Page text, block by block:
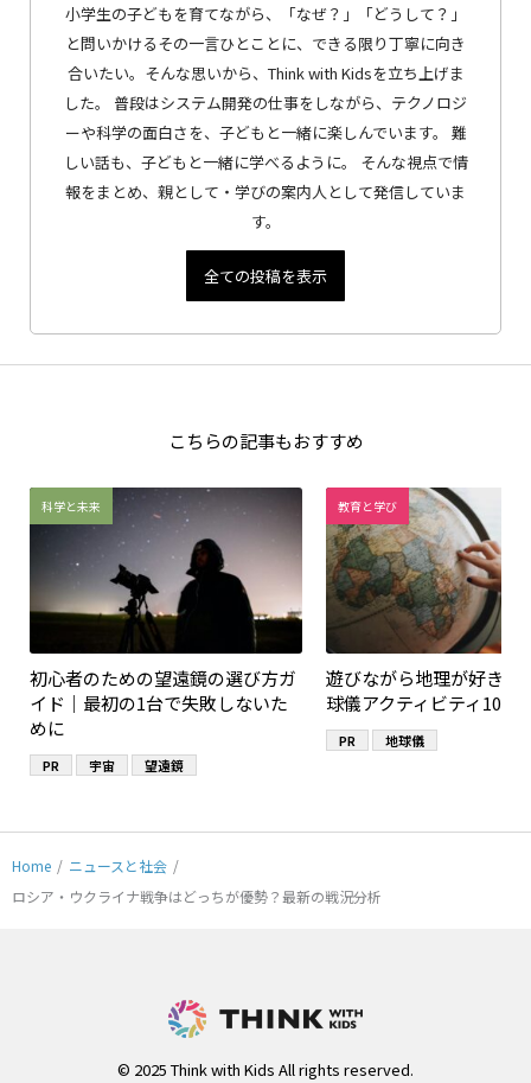
小学生の子どもを育てながら、「なぜ？」「どうして？」
と問いかけるその一言ひとことに、できる限り丁寧に向き
合いたい。そんな思いから、Think with Kidsを立ち上げま
した。 普段はシステム開発の仕事をしながら、テクノロジ
ーや科学の面白さを、子どもと一緒に楽しんでいます。 難
しい話も、子どもと一緒に学べるように。 そんな視点で情
報をまとめ、親として・学びの案内人として発信していま
す。
全ての投稿を表示
こちらの記事もおすすめ
科学と未来
初心者のための望遠鏡の選び方ガ
イド｜最初の1台で失敗しないた
めに
PR 宇宙 望遠鏡
教育と学び
遊びながら地理が好きに
球儀アクティビティ10選
PR 地球儀
Home / ニュースと社会 /
ロシア・ウクライナ戦争はどっちが優勢？最新の戦況分析
© 2025 Think with Kids All rights reserved.